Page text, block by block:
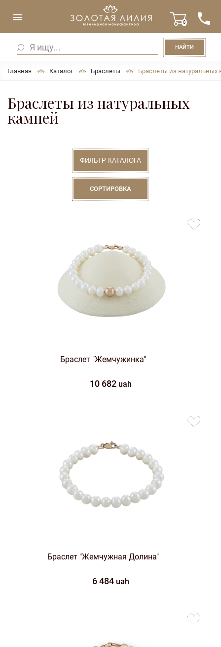
0
НАЙТИ
Главная Каталог Браслеты Браслеты из натуральных
Браслеты из натуральных
камней
ФИЛЬТР КАТАЛОГА
СОРТИРОВКА
Браслет "Жемчужинка"
10 682 uah
favorites
Браслет "Жемчужная Долина"
6 484 uah
favorites
favorites